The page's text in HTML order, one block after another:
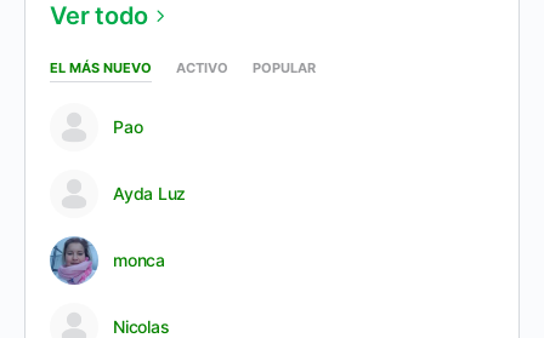
Ver todo
EL MÁS NUEVO ACTIVO POPULAR
Pao
Ayda Luz
monca
Nicolas